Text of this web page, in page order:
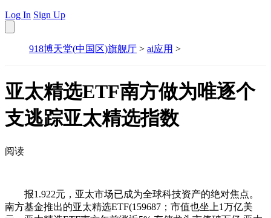
Log In Sign Up
918博天堂(中国区)旗舰厅 > ai应用 >
亚太精选ETF南方做为唯逐个
支逃踪亚太精选指数
阅读
报1.922元，亚太市场已成为全球科技资产的绝对焦点。
南方基金推出的亚太精选ETF(159687；市值也坐上1万亿美